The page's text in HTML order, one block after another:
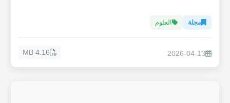
مجلة العلوم
2026-04-13
4.16 MB